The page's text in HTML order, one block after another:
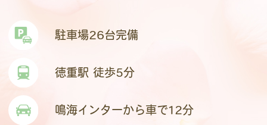
駐車場26台完備
徳重駅 徒歩5分
鳴海インターから車で12分